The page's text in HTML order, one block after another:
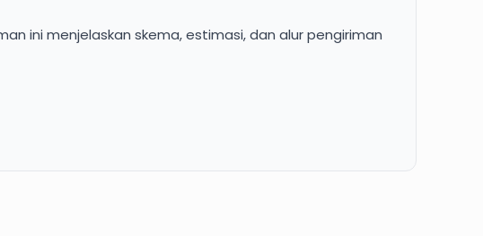
ini menjelaskan skema, estimasi, dan alur pengiriman